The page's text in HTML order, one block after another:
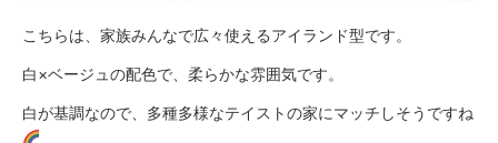
こちらは、家族みんなで広々使えるアイランド型です。
白×ベージュの配色で、柔らかな雰囲気です。
白が基調なので、多種多様なテイストの家にマッチしそうですね